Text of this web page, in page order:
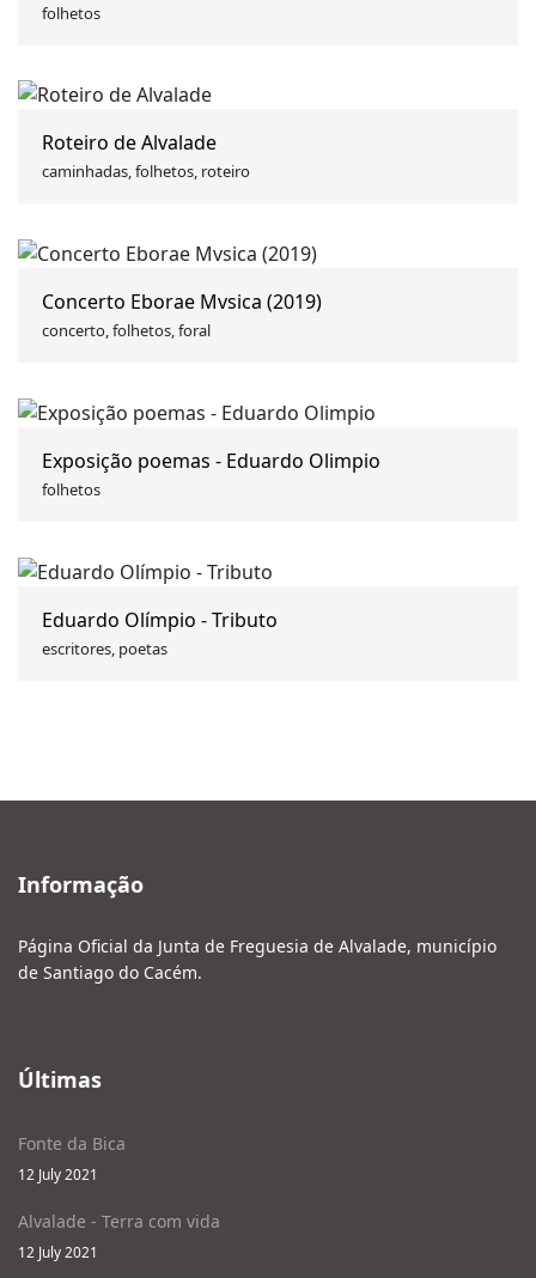
folhetos
Roteiro de Alvalade
caminhadas, folhetos, roteiro
Concerto Eborae Mvsica (2019)
concerto, folhetos, foral
Exposição poemas - Eduardo Olimpio
folhetos
Eduardo Olímpio - Tributo
escritores, poetas
Informação
Página Oficial da Junta de Freguesia de Alvalade, município
de Santiago do Cacém.
Últimas
Fonte da Bica
12 July 2021
Alvalade - Terra com vida
12 July 2021